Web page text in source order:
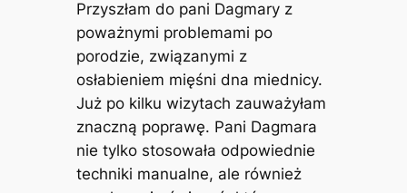
Przyszłam do pani Dagmary z
poważnymi problemami po
porodzie, związanymi z
osłabieniem mięśni dna miednicy.
Już po kilku wizytach zauważyłam
znaczną poprawę. Pani Dagmara
nie tylko stosowała odpowiednie
techniki manualne, ale również